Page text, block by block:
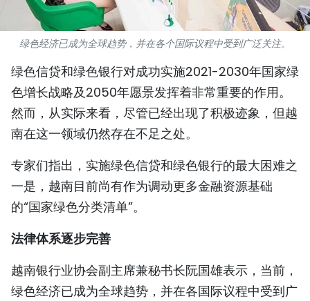
旅游
友谊桥梁
史海
多功能媒体
图表新闻
图库
视频
TIẾNG VIỆT
绿色经济已成为全球趋势，并在各个国际议程中受到广泛关注。
绿色信贷和绿色银行对成功实施2021-2030年国家绿
色增长战略及2050年愿景发挥着非常重要的作用。
然而，从实际来看，尽管已经出现了积极迹象，但越
南在这一领域仍然存在不足之处。
专家们指出，实施绿色信贷和绿色银行的最大困难之
一是，越南目前尚有作为调动更多金融资源基础
的“国家绿色分类清单”。
法律体系逐步完善
越南银行业协会副主席兼秘书长阮国雄表示，当前，
绿色经济已成为全球趋势，并在各国际议程中受到广